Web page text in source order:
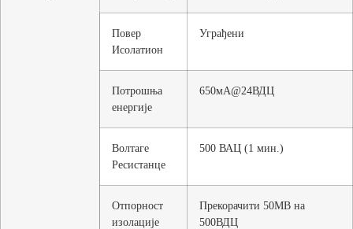
Повер
Исолатион
Уграђени
Потрошња
енергије
650мА@24ВДЦ
Волтаге
Ресистанце
500 ВАЦ (1 мин.)
Отпорност
изолације
Прекорачити 50МВ на
500ВДЦ